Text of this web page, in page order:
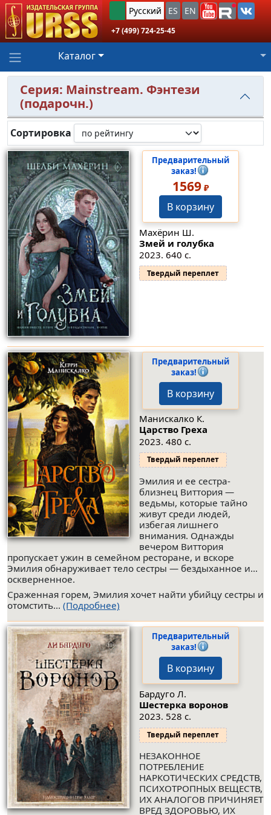
Русский ES EN
+7 (499) 724-25-45
Каталог
Серия: Mainstream. Фэнтези
(подарочн.)
Сортировка
Предварительный
заказ!
1569₽
В корзину
Махёрин Ш.
Змей и голубка
2023. 640 с.
Твердый переплет
Предварительный
заказ!
В корзину
Манискалко К.
Царство Греха
2023. 480 с.
Твердый переплет
Эмилия и ее сестра-
близнец Виттория —
ведьмы, которые тайно
живут среди людей,
избегая лишнего
внимания. Однажды
вечером Виттория
пропускает ужин в семейном ресторане, и вскоре
Эмилия обнаруживает тело сестры — бездыханное и…
оскверненное.
Сраженная горем, Эмилия хочет найти убийцу сестры и
отомстить... (Подробнее)
Предварительный
заказ!
В корзину
Бардуго Л.
Шестерка воронов
2023. 528 с.
Твердый переплет
НЕЗАКОННОЕ
ПОТРЕБЛЕНИЕ
НАРКОТИЧЕСКИХ СРЕДСТВ,
ПСИХОТРОПНЫХ ВЕЩЕСТВ,
ИХ АНАЛОГОВ ПРИЧИНЯЕТ
ВРЕД ЗДОРОВЬЮ, ИХ